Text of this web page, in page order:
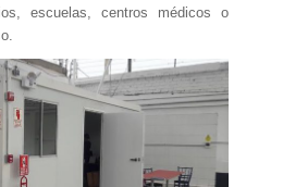
escuelas, centros médicos o